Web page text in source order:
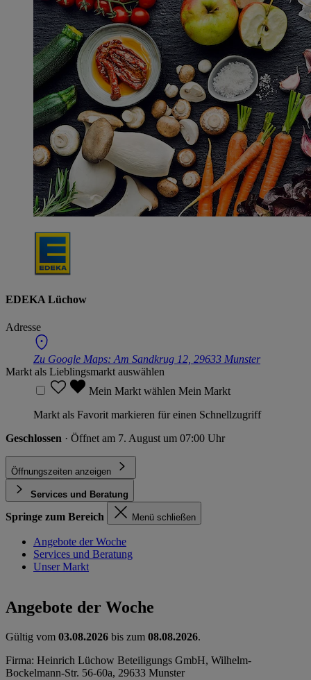
EDEKA Lüchow
Adresse
Zu Google Maps: Am Sandkrug 12, 29633 Munster
Markt als Lieblingsmarkt auswählen
Mein Markt wählen Mein Markt
Markt als Favorit markieren für einen Schnellzugriff
Geschlossen · Öffnet am 7. August um 07:00 Uhr
Öffnungszeiten anzeigen
Services und Beratung
Springe zum Bereich Menü schließen
Angebote der Woche
Services und Beratung
Unser Markt
Angebote der Woche
Gültig vom 03.08.2026 bis zum 08.08.2026.
Firma: Heinrich Lüchow Beteiligungs GmbH, Wilhelm-
Bockelmann-Str. 56-60a, 29633 Munster